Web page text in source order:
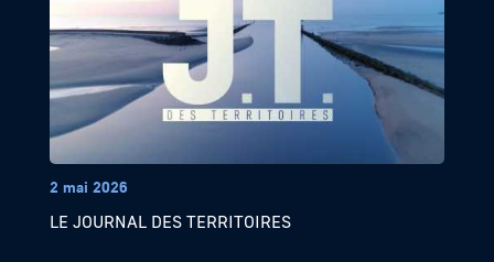
2 mai 2026
LE JOURNAL DES TERRITOIRES